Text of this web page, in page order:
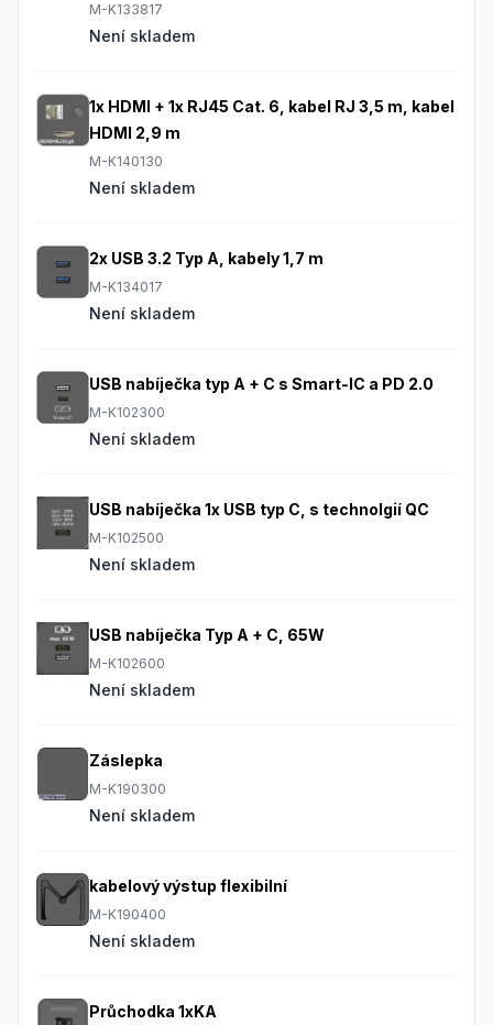
M-K133817
Není skladem
1x HDMI + 1x RJ45 Cat. 6, kabel RJ 3,5 m, kabel
HDMI 2,9 m
M-K140130
Není skladem
2x USB 3.2 Typ A, kabely 1,7 m
M-K134017
Není skladem
USB nabíječka typ A + C s Smart-IC a PD 2.0
M-K102300
Není skladem
USB nabíječka 1x USB typ C, s technolgií QC
M-K102500
Není skladem
USB nabíječka Typ A + C, 65W
M-K102600
Není skladem
Záslepka
M-K190300
Není skladem
kabelový výstup flexibilní
M-K190400
Není skladem
Průchodka 1xKA